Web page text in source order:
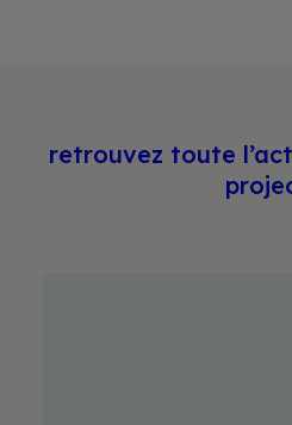
retrouvez toute